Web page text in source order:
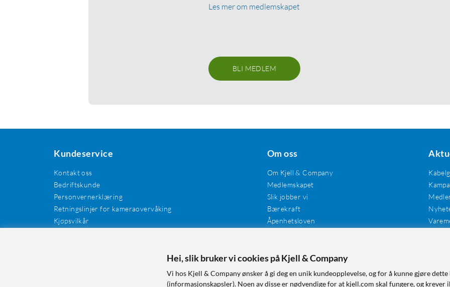
Les mer om medlemskapet
BLI MEDLEM
Kundeservice
Kontakt oss
Bedriftskunde
Personvernerklæring
Retningslinjer for kameraovervåking
Kjøpsvilkår
Om oss
Om Kjell & Company
Medlemskapet
Slik jobber vi
Bærekraft
Åpenhetsloven
Tilgjengelighet
Hei, slik bruker vi cookies på Kjell & Company
Vi hos Kjell & Company ønsker å gi deg en unik kundeopplevelse, og for å kunne gjøre
(informasjonskapsler). Noen av disse er nødvendige for at kjell.com skal fungere, og krever